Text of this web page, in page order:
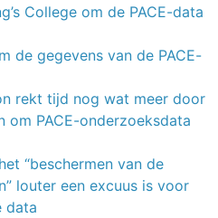
College om de PACE-data
de gegevens van de PACE-
rekt tijd nog wat meer door
om PACE-onderzoeksdata
“beschermen van de
louter een excuus is voor
data